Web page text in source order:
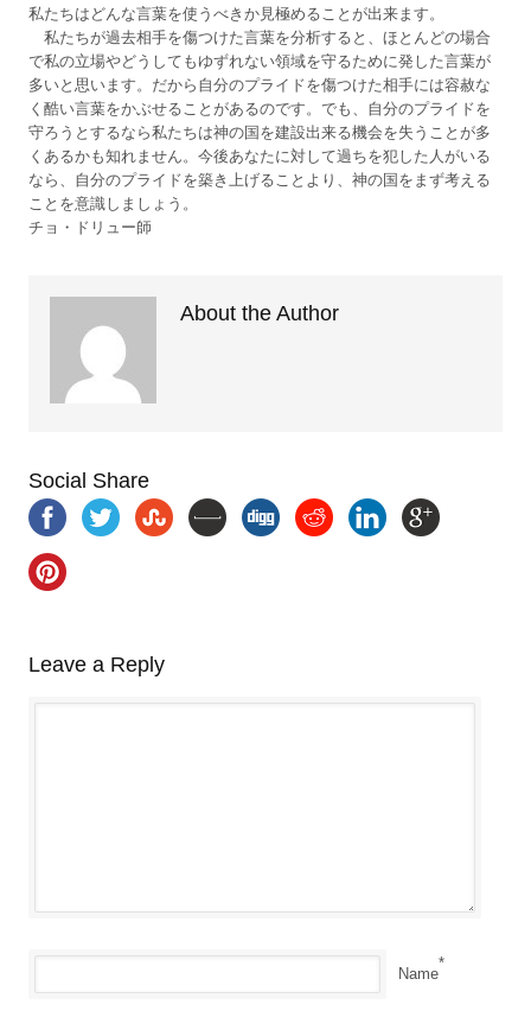
私たちはどんな言葉を使うべきか見極めることが出来ます。
私たちが過去相手を傷つけた言葉を分析すると、ほとんどの場合
で私の立場やどうしてもゆずれない領域を守るために発した言葉が
多いと思います。だから自分のプライドを傷つけた相手には容赦な
く酷い言葉をかぶせることがあるのです。でも、自分のプライドを
守ろうとするなら私たちは神の国を建設出来る機会を失うことが多
くあるかも知れません。今後あなたに対して過ちを犯した人がいる
なら、自分のプライドを築き上げることより、神の国をまず考える
ことを意識しましょう。
チョ・ドリュー師
About the Author
Social Share
Leave a Reply
Name
*